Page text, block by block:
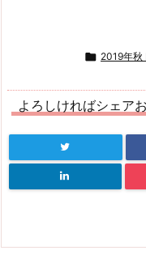
 2019年秋
よろしければシェア